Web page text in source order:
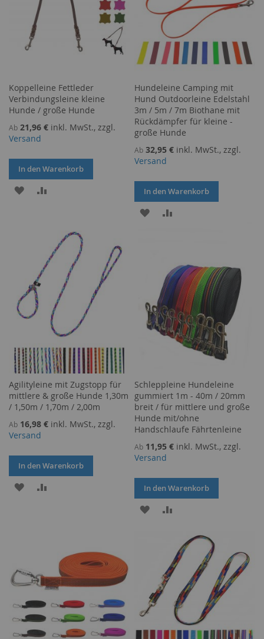
Koppelleine Fettleder
Verbindungsleine kleine
Hunde / große Hunde
Ab 21,96 € inkl. MwSt., zzgl.
Versand
In den Warenkorb
ZUR
HINZUFÜGEN
HINZUFÜGEN
Hundeleine Camping mit
Hund Outdoorleine Edelstahl
3m / 5m / 7m Biothane mit
Rückdämpfer für kleine -
große Hunde
Ab 32,95 € inkl. MwSt., zzgl.
Versand
In den Warenkorb
ZUR
Agilityleine mit Zugstopp für
mittlere & große Hunde 1,30m
/ 1,50m / 1,70m / 2,00m
Ab 16,98 € inkl. MwSt., zzgl.
Versand
In den Warenkorb
ZUR
Schleppleine Hundeleine
gummiert 1m - 40m / 20mm
breit / für mittlere und große
Hunde mit/ohne
Handschlaufe Fährtenleine
Ab 11,95 € inkl. MwSt., zzgl.
Versand
In den Warenkorb
ZUR
HINZUFÜGEN
HINZUFÜGEN